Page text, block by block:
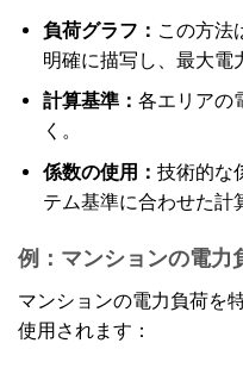
負荷グラフ： この方法
明確に描写し、最大電
計算基準： 各エリアの
く。
係数の使用： 技術的な
テム基準に合わせた計
例：マンションの電力
マンションの電力負荷を
使用されます：